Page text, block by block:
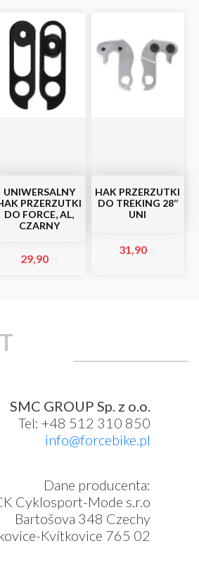
UNIWERSALNY
PRZERZUTKI
DO FORCE, AL,
CZARNY
29,90
HAK PRZERZUTKI
DO TREKING 28‘‘
UNI
31,90
SMC GROUP Sp. z o.o.
Tel: +48 512 310 850
info@forcebike.pl
Dane producenta:
Cyklosport-Mode s.r.o
Bartošova 348 Czechy
Kvítkovice 765 02